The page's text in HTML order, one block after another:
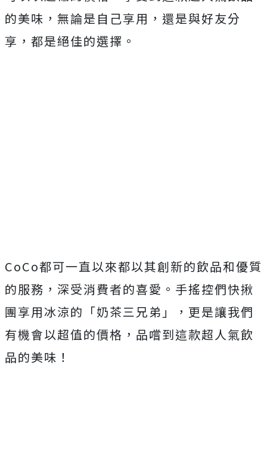
的美味，無論是自己享用，還是與好友分
享，都是絕佳的選擇。
CoCo都可一直以來都以其創新的飲品和優質
的服務，深受消費者的喜愛。手搖控們快揪
團享用冰涼的「奶茶三兄弟」，更是讓我們
有機會以超值的價格，品嚐到這款超人氣飲
品的美味！